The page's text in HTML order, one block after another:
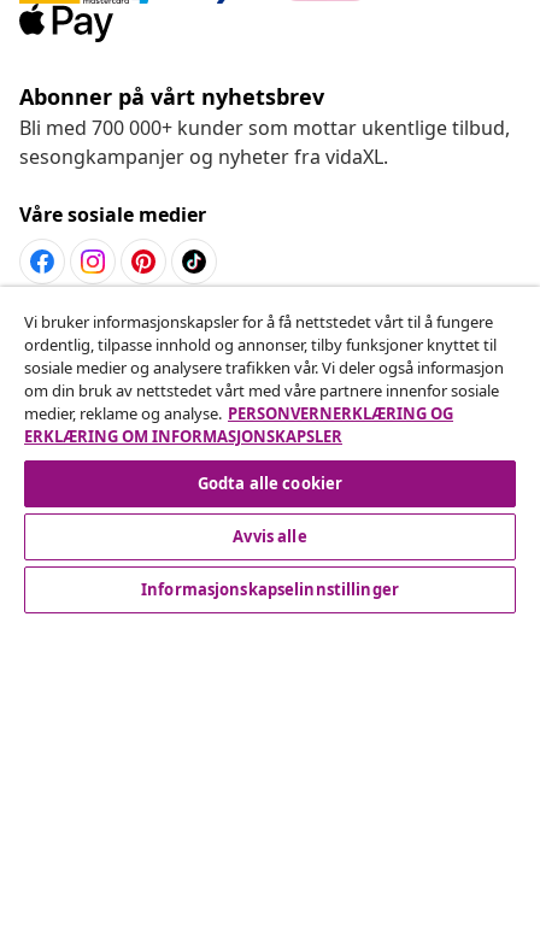
Abonner på vårt nyhetsbrev
Bli med 700 000+ kunder som mottar ukentlige tilbud,
sesongkampanjer og nyheter fra vidaXL.
Våre sosiale medier
Angre på kontrakten
Send inn en angrerett for bestillingen din.
Angre på kontrakten
Vi bruker informasjonskapsler for å få nettstedet vårt til å fungere
ordentlig, tilpasse innhold og annonser, tilby funksjoner knyttet til
sosiale medier og analysere trafikken vår. Vi deler også informasjon
om din bruk av nettstedet vårt med våre partnere innenfor sosiale
medier, reklame og analyse. PERSONVERNERKLÆRING OG
ERKLÆRING OM INFORMASJONSKAPSLER
Godta alle cookier
Avvis alle
Informasjonskapselinnstillinger